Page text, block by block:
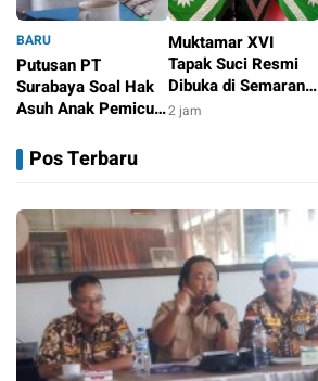
BARU
Putusan PT
Surabaya Soal Hak
Asuh Anak Pemicu
Pengadu dan Aktivis
Kota Pasuruan
Kasasi
Muktamar XVI
Tapak Suci Resmi
Dibuka di Semarang,
Kapolri Terima
2 jam
Pos Terbaru